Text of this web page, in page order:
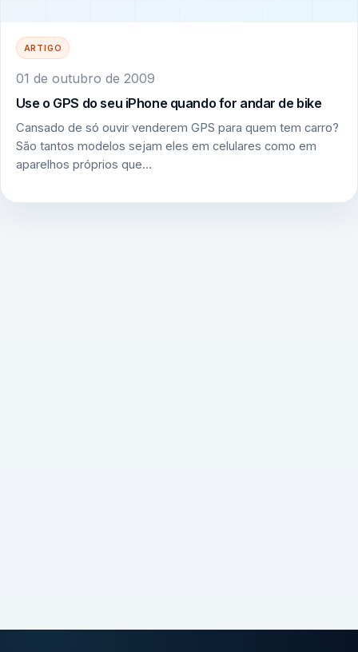
ARTIGO
01 de outubro de 2009
Use o GPS do seu iPhone quando for andar de bike
Cansado de só ouvir venderem GPS para quem tem carro?
São tantos modelos sejam eles em celulares como em
aparelhos próprios que…